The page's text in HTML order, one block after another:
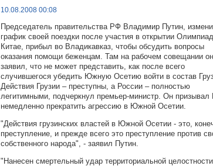
10.08.2008 00:08
Председатель правительства РФ Владимир Путин,
график своей поездки после участия в открытии
Китае, прибыл во Владикавказ, чтобы обсудить вопросы
оказания помощи беженцам. Там на рабочем совещании он
заявил, что не может представить, как после всего
случившегося убедить Южную Осетию войти в состав
Действия Грузии – преступны, а России – полностью
легитимными, подчеркнул премьер-министр. Он призывал
немедленно прекратить агрессию в Южной Осетии.
"Действия грузинских властей в Южной Осетии - это,
преступление, и прежде всего это преступление против
собственного народа", - заявил Путин.
"Нанесен смертельный удар территориальной